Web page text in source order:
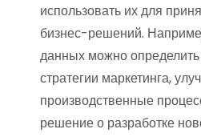
использовать их для
бизнес-решений.
данных можно
стратегии маркетинга,
производственные
решение о разработке